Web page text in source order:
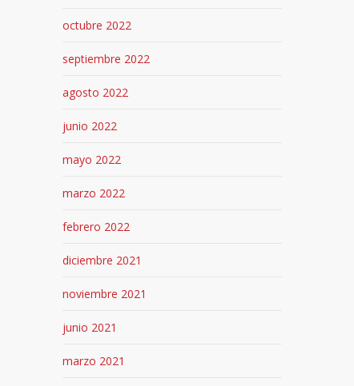
octubre 2022
septiembre 2022
agosto 2022
junio 2022
mayo 2022
marzo 2022
febrero 2022
diciembre 2021
noviembre 2021
junio 2021
marzo 2021